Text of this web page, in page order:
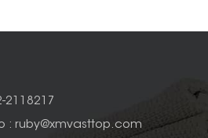
2118217
: ruby@xmvasttop.com